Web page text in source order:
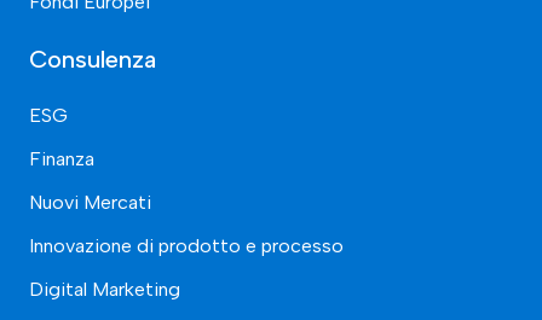
Consulenza
ESG
Finanza
Nuovi Mercati
Innovazione di prodotto e processo
Digital Marketing